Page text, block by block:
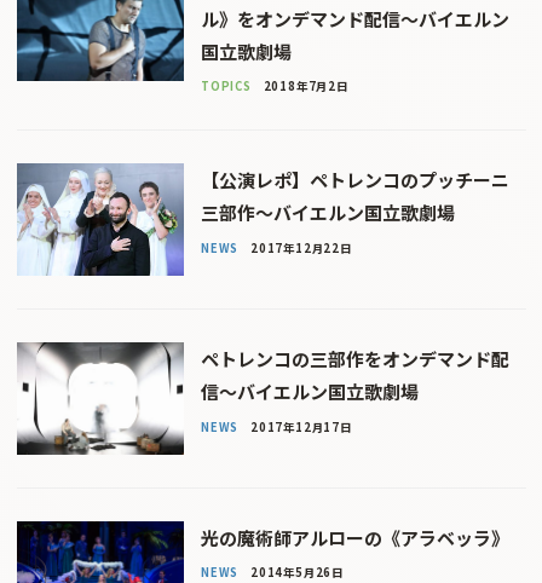
ル》をオンデマンド配信〜バイエルン
国立歌劇場
TOPICS 2018年7月2日
【公演レポ】ペトレンコのプッチーニ
三部作〜バイエルン国立歌劇場
NEWS 2017年12月22日
ペトレンコの三部作をオンデマンド配
信〜バイエルン国立歌劇場
NEWS 2017年12月17日
光の魔術師アルローの《アラベッラ》
NEWS 2014年5月26日